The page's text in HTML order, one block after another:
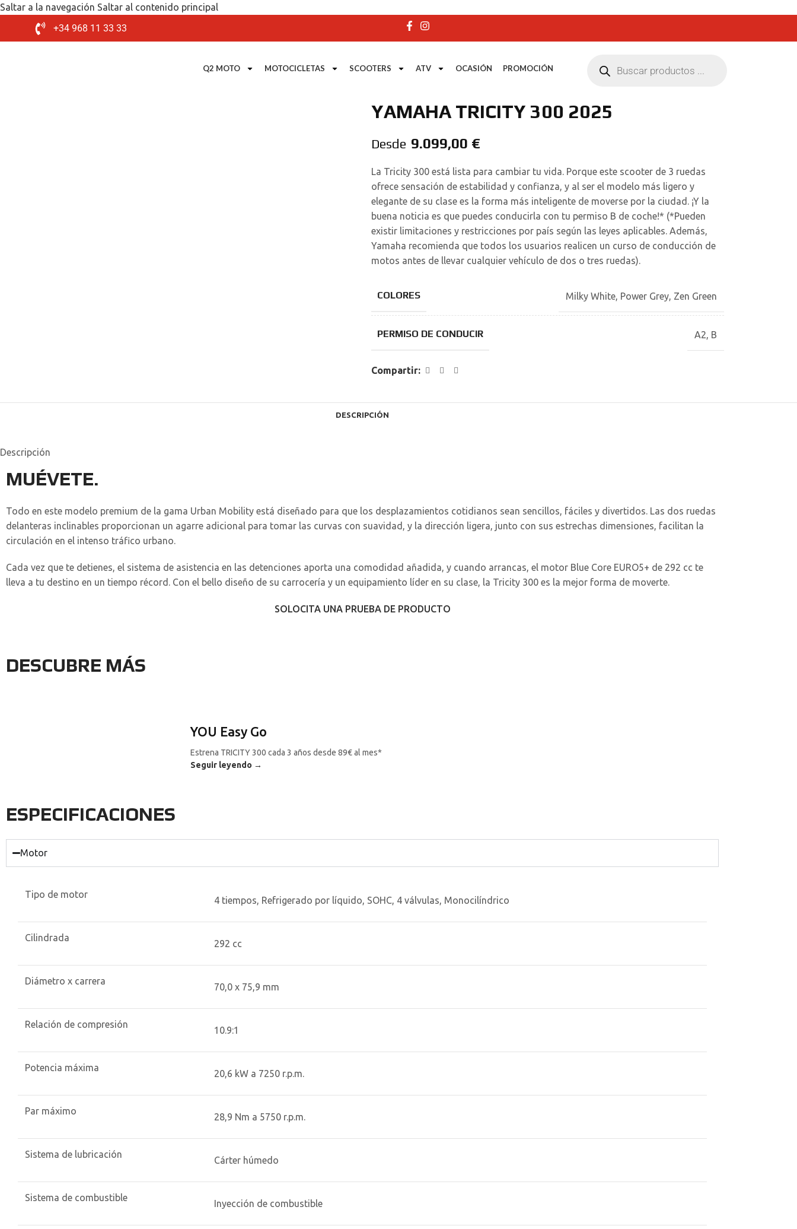
Saltar a la navegación Saltar al contenido principal
+34 968 11 33 33
Q2 MOTO MOTOCICLETAS SCOOTERS ATV OCASIÓN PROMOCIÓN
YAMAHA TRICITY 300 2025
Desde 9.099,00 €
La Tricity 300 está lista para cambiar tu vida. Porque este scooter de 3 ruedas
ofrece sensación de estabilidad y confianza, y al ser el modelo más ligero y
elegante de su clase es la forma más inteligente de moverse por la ciudad. ¡Y la
buena noticia es que puedes conducirla con tu permiso B de coche!* (*Pueden
existir limitaciones y restricciones por país según las leyes aplicables. Además,
Yamaha recomienda que todos los usuarios realicen un curso de conducción de
motos antes de llevar cualquier vehículo de dos o tres ruedas).
COLORES Milky White, Power Grey, Zen Green
PERMISO DE CONDUCIR A2 B
Compartir:
DESCRIPCIÓN
Descripción
MUÉVETE.
Todo en este modelo premium de la gama Urban Mobility está diseñado para que los desplazamientos cotidianos sean sencillos, fáciles y divertidos. Las dos ruedas
delanteras inclinables proporcionan un agarre adicional para tomar las curvas con suavidad, y la dirección ligera, junto con sus estrechas dimensiones, facilitan la
circulación en el intenso tráfico urbano.
Cada vez que te detienes, el sistema de asistencia en las detenciones aporta una comodidad añadida, y cuando arrancas, el motor Blue Core EURO5+ de 292 cc te
lleva a tu destino en un tiempo récord. Con el bello diseño de su carrocería y un equipamiento líder en su clase, la Tricity 300 es la mejor forma de moverte.
SOLOCITA UNA PRUEBA DE PRODUCTO
DESCUBRE MÁS
YOU Easy Go
Estrena TRICITY 300 cada 3 años desde 89€ al mes*
Seguir leyendo →
ESPECIFICACIONES
Motor
Tipo de motor
4 tiempos, Refrigerado por líquido, SOHC, 4 válvulas, Monocilíndrico
Cilindrada
292 cc
Diámetro x carrera
70,0 x 75,9 mm
Relación de compresión
10.9:1
Potencia máxima
20,6 kW a 7250 r.p.m.
Par máximo
28,9 Nm a 5750 r.p.m.
Sistema de lubricación
Cárter húmedo
Sistema de combustible
Inyección de combustible